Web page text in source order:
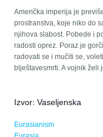
Američka imperija je
prostranstva, koje niko do
njihova slabost. Pobede i
radosti oprez. Poraz je
radovati se i mučiti se,
blještavesmrti. A vojnik želi
Izvor: Vaseljenska
Eurasianism